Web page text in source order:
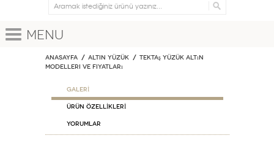
Menu
Anasayfa ALTIN YÜZÜK
Tektaş Yüzük Altın
Modelleri ve Fiyatları
GALERİ
ÜRÜN ÖZELLİKLERİ
Yorumlar